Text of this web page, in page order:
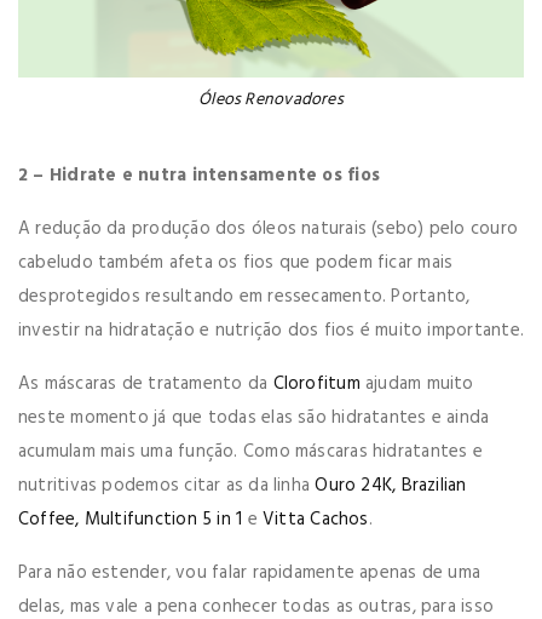
Óleos Renovadores
2 – Hidrate e nutra intensamente os fios
A redução da produção dos óleos naturais (sebo) pelo couro
cabeludo também afeta os fios que podem ficar mais
desprotegidos resultando em ressecamento. Portanto,
investir na hidratação e nutrição dos fios é muito importante.
As máscaras de tratamento da Clorofitum ajudam muito
neste momento já que todas elas são hidratantes e ainda
acumulam mais uma função. Como máscaras hidratantes e
nutritivas podemos citar as da linhaOuro 24K, Brazilian
Coffee, Multifunction 5 in 1 e Vitta Cachos.
Para não estender, vou falar rapidamente apenas de uma
delas, mas vale a pena conhecer todas as outras, para isso